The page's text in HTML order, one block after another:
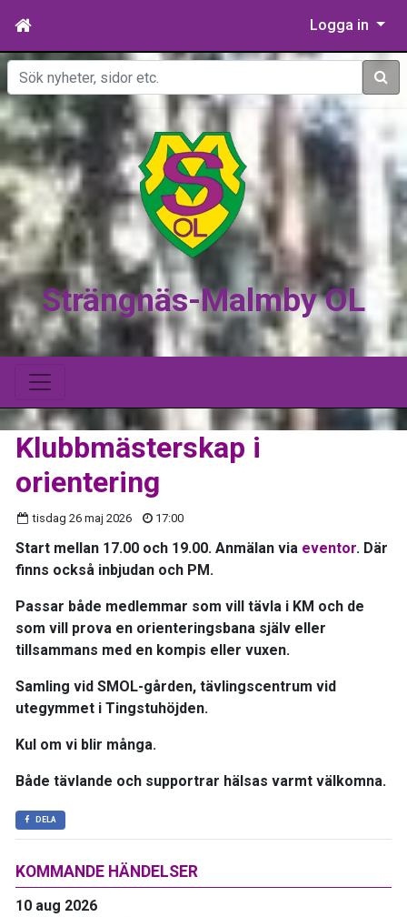
Logga in
Sök
Strängnäs-Malmby OL
KOMMANDE HÄNDELSER
10 aug 2026
Klubbmästerskap i
orientering
tisdag 26 maj 2026 17:00
Start mellan 17.00 och 19.00. Anmälan via eventor. Där
finns också inbjudan och PM.
Passar både medlemmar som vill tävla i KM och de
som vill prova en orienteringsbana själv eller
tillsammans med en kompis eller vuxen.
Samling vid SMOL-gården, tävlingscentrum vid
utegymmet i Tingstuhöjden.
Kul om vi blir många.
Både tävlande och supportrar hälsas varmt välkomna.
DELA